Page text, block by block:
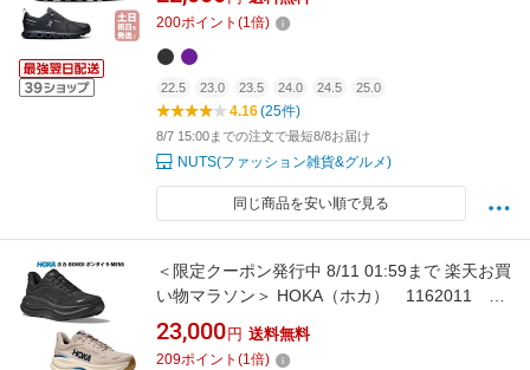
クラウドシックス おしゃれ 日本正規品 【サイ
ズ交換片道無料】
200ポイント (1倍)
22.5 23.0 23.5 24.0 24.5 25.0
4.16(25件)
8/7 15:00までの注文で最短8/8お届け
NUTS(ファッション雑貨&グルメ)
同じ商品を安い順で見る
＜限定クーポン発行中 8/11 01:59まで 楽天お買
い物マラソン＞ HOKA（ホカ） 1162011 ラ
ンニングシューズ メンズ BONDI ボンダイ 9
26SS
23,000 円 送料無料
209ポイント (1倍)